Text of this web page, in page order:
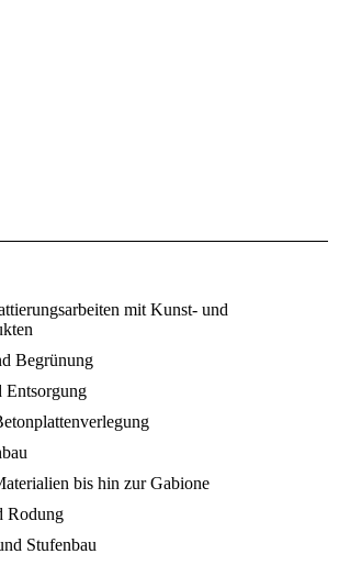
mit Kunst- und
Begrünung
Entsorgung
bis hin zur Gabione
Rodung
Stufenbau